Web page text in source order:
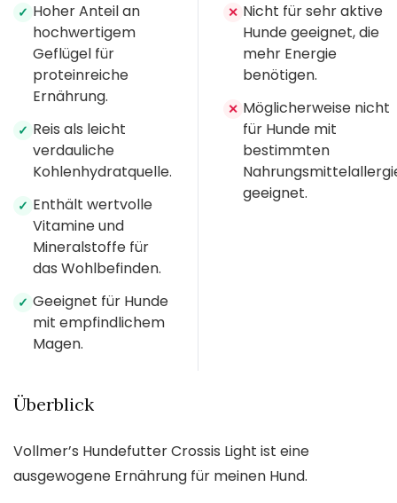
✓ Hoher Anteil an
hochwertigem
Geflügel für
proteinreiche
Ernährung.
✓ Reis als leicht
verdauliche
Kohlenhydratquelle.
✓ Enthält wertvolle
Vitamine und
Mineralstoffe für
das Wohlbefinden.
✓ Geeignet für Hunde
mit empfindlichem
Magen.
✕ Nicht für sehr aktive
Hunde geeignet, die
mehr Energie
benötigen.
✕ Möglicherweise nicht
für Hunde mit
bestimmten
geeignet.
Überblick
Vollmer’s Hundefutter Crossis Light ist eine
ausgewogene Ernährung für meinen Hund.